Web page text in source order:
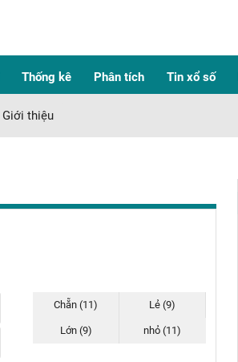
Thống kê Phân tích Tin xổ số
Giới thiệu
Chẵn (11) Lẻ (9)
Lớn (9) nhỏ (11)